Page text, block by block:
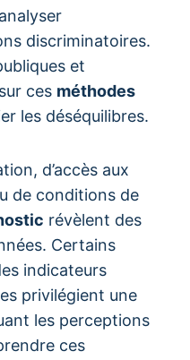
discriminatoires.
et
ces méthodes
les déséquilibres.
d’accès aux
de conditions de
révèlent des
Certains
indicateurs
privilégient une
les perceptions
ces